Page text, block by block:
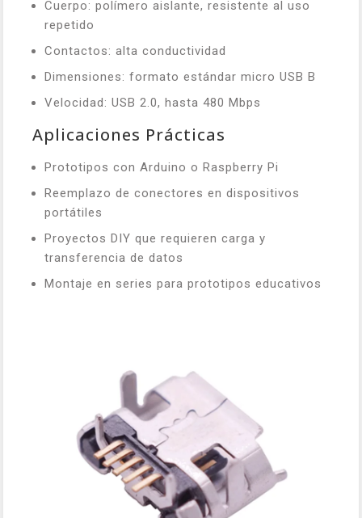
Cuerpo: polímero aislante, resistente al uso
repetido
Contactos: alta conductividad
Dimensiones: formato estándar micro USB B
Velocidad: USB 2.0, hasta 480 Mbps
Aplicaciones Prácticas
Prototipos con Arduino o Raspberry Pi
Reemplazo de conectores en dispositivos
portátiles
Proyectos DIY que requieren carga y
transferencia de datos
Montaje en series para prototipos educativos